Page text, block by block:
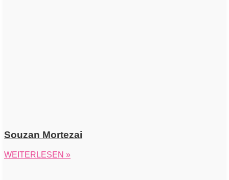
Souzan Mortezai
WEITERLESEN »